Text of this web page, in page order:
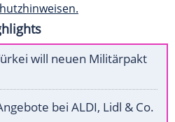
will neuen Militärpakt
bei ALDI, Lidl & Co.